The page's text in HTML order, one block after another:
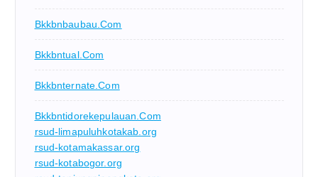
Bkkbnbaubau.com
Bkkbntual.com
Bkkbnternate.com
Bkkbntidorekepulauan.com
rsud-limapuluhkotakab.org
rsud-kotamakassar.org
rsud-kotabogor.org